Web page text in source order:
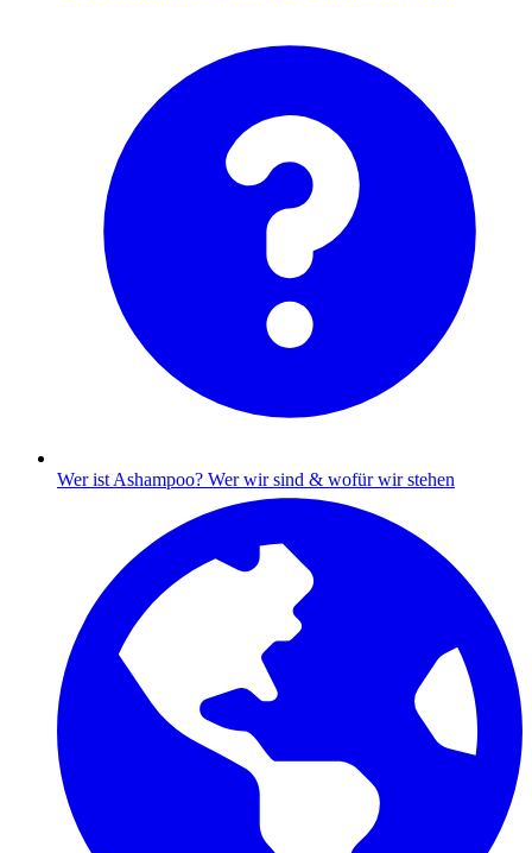
Wer ist Ashampoo? Wer wir sind & wofür wir stehen